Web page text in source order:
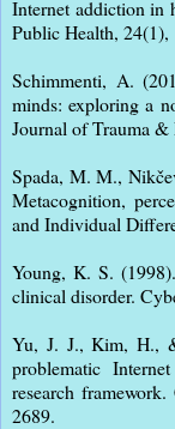
Internet addiction in
Public Health, 24(1),
Schimmenti, A.
minds: exploring a
Journal of Trauma
Spada, M. M.,
Metacognition,
and Individual
Young, K. S.
clinical disorder.
Yu, J. J., Kim, H.,
problematic
research
2689.